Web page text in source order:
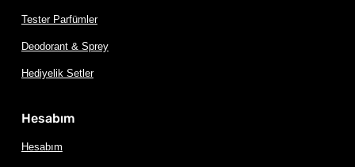
Tester Parfümler
Deodorant & Sprey
Hediyelik Setler
Hesabım
Hesabım